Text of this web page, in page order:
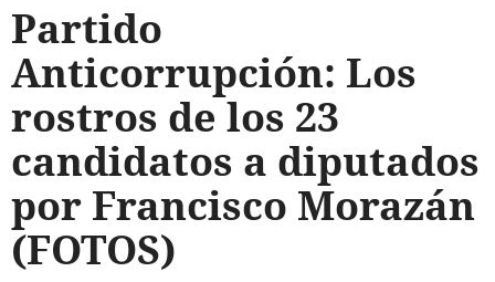
Partido
Anticorrupción: Los
rostros de los 23
candidatos a diputados
por Francisco Morazán
(FOTOS)